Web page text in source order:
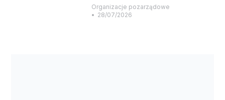
Organizacje pozarządowe
28/07/2026